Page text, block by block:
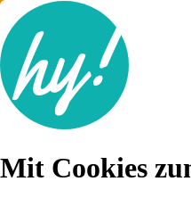
Lebenslauf
Mit Cookies